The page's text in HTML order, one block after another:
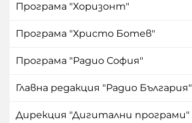
Програма "Хоризонт"
Програма "Христо Ботев"
Програма "Радио София"
Главна редакция "Радио България"
Дирекция "Дигитални програми"